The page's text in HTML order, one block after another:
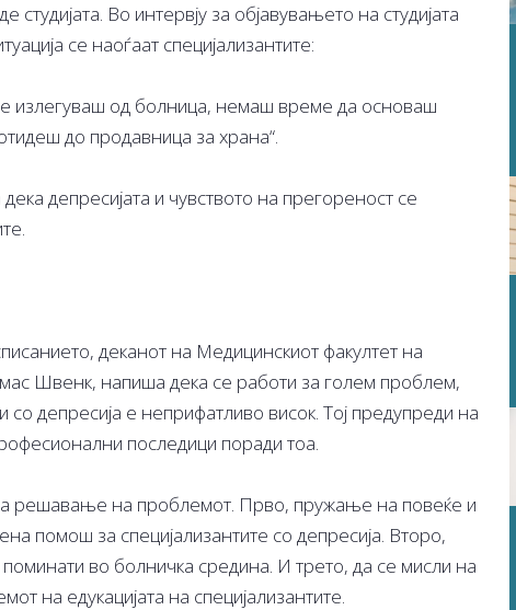
студијата. Во интервју за објавувањето на студијата
се наоѓаат специјализантите:
излегуваш од болница, немаш време да основaш
до продавница за храна“.
дeка депресијата и чувството на прегореност се
деканот на Медицинскиот факултет на
Швенк, напиша дека се работи за голем проблем,
со депресија е неприфатливо висок. Тој предупреди на
последици поради тоа.
решавање на проблемот. Прво, пружање на повеќе и
помош за специјализантите со депресија. Второ,
во болничка средина. И трето, да се мисли на
на едукацијата на специјализантите.